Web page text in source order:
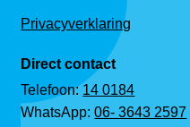
Privacyverklaring
Direct contact
Telefoon:14 0184
WhatsApp:06- 3643 2597